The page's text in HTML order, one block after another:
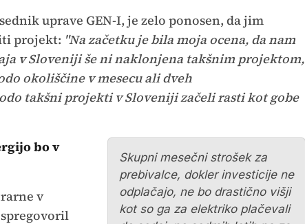
uprave GEN-I, je zelo ponosen, da jim
projekt: "Na začetku je bila moja ocena, da nam
v Sloveniji še ni naklonjena takšnim projektom,
okoliščine v mesecu ali dveh
takšni projekti v Sloveniji začeli rasti kot gobe
Skupni mesečni strošek za
prebivalce, dokler investicije ne
odplačajo, ne bo drastično višji
kot so ga za elektriko plačevali
bo v
v